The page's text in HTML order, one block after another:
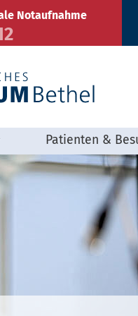
Notaufnahme
Patienten &